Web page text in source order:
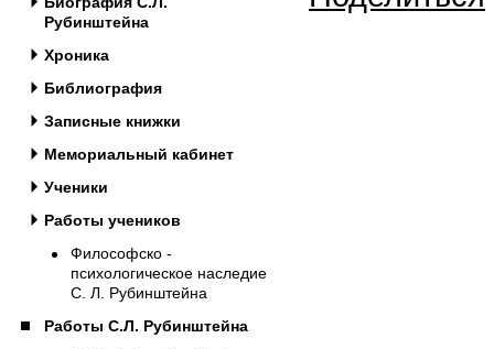
Рубинштейна
Хроника
Библиография
Записные книжки
Мемориальный кабинет
Ученики
Работы учеников
Философско -
психологическое наследие
С. Л. Рубинштейна
Работы С.Л. Рубинштейна